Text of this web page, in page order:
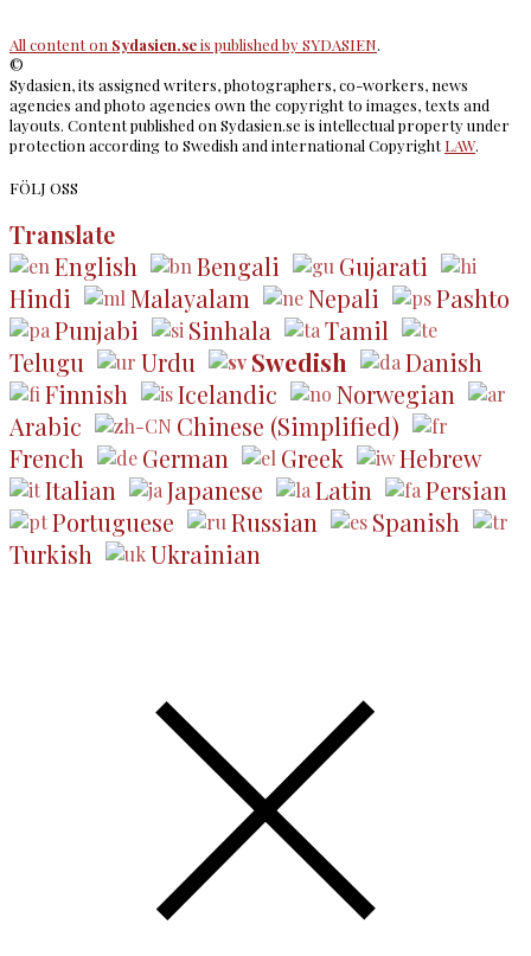
All content on Sydasien.seis published bySYDASIEN.
©
Sydasien, its assigned writers, photographers, co-workers, news
agencies and photo agencies own the copyright to images, texts and
layouts. Content published on Sydasien.se is intellectual property under
protection according to Swedish and international CopyrightLAW.
FÖLJ OSS
Translate
English
Bengali
Gujarati
Hindi
Malayalam Nepali
Pashto
Punjabi
Sinhala
Tamil
Telugu
Urdu Swedish
Danish
Finnish
Icelandic
Norwegian
Arabic
Chinese (Simplified)
French
German Greek
Hebrew
Italian
Japanese Latin
Persian
Portuguese
Russian
Spanish
Turkish
Ukrainian